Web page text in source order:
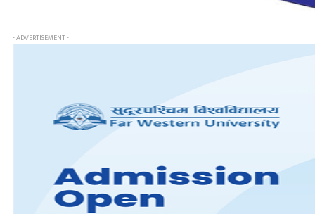
- ADVERTISEMENT -